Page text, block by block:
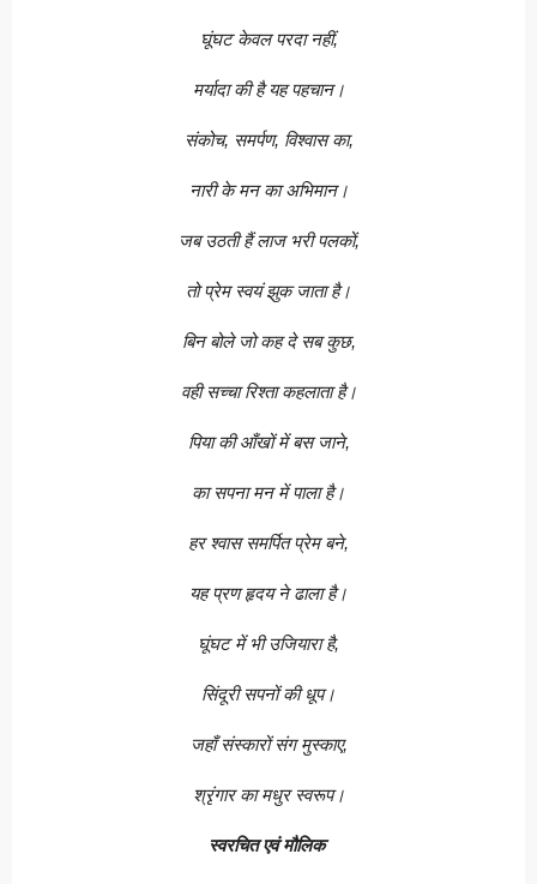
घूंघट केवल परदा नहीं,
मर्यादा की है यह पहचान।
संकोच, समर्पण, विश्वास का,
नारी के मन का अभिमान।
जब उठती हैं लाज भरी पलकों,
तो प्रेम स्वयं झुक जाता है।
बिन बोले जो कह दे सब कुछ,
वही सच्चा रिश्ता कहलाता है।
पिया की आँखों में बस जाने,
का सपना मन में पाला है।
हर श्वास समर्पित प्रेम बने,
यह प्रण हृदय ने ढाला है।
घूंघट में भी उजियारा है,
सिंदूरी सपनों की धूप।
जहाँ संस्कारों संग मुस्काए,
श्रृंगार का मधुर स्वरूप।
स्वरचित एवं मौलिक